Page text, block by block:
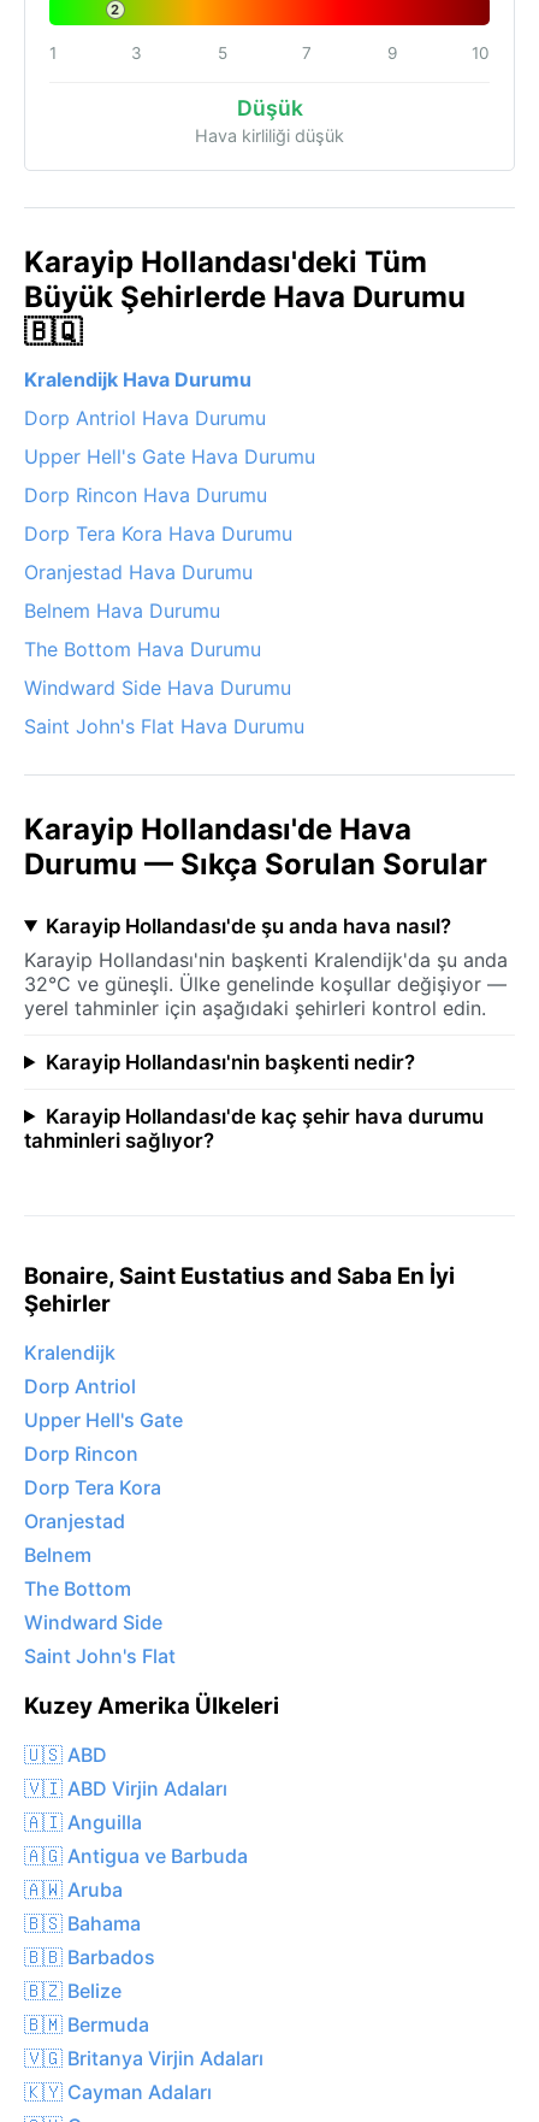
2
1 3 5 7 9 10
Düşük
Hava kirliliği düşük
Karayip Hollandası'deki Tüm
Büyük Şehirlerde Hava Durumu
🇧🇶
Kralendijk Hava Durumu
Dorp Antriol Hava Durumu
Upper Hell's Gate Hava Durumu
Dorp Rincon Hava Durumu
Dorp Tera Kora Hava Durumu
Oranjestad Hava Durumu
Belnem Hava Durumu
The Bottom Hava Durumu
Windward Side Hava Durumu
Saint John's Flat Hava Durumu
Karayip Hollandası'de Hava
Durumu — Sıkça Sorulan Sorular
Karayip Hollandası'de şu anda hava nasıl?
Karayip Hollandası'nin başkenti Kralendijk'da şu anda
32°C ve güneşli. Ülke genelinde koşullar değişiyor —
yerel tahminler için aşağıdaki şehirleri kontrol edin.
Karayip Hollandası'nin başkenti nedir?
Karayip Hollandası'de kaç şehir hava durumu
tahminleri sağlıyor?
Bonaire, Saint Eustatius and Saba En İyi
Şehirler
Kralendijk
Dorp Antriol
Upper Hell's Gate
Dorp Rincon
Dorp Tera Kora
Oranjestad
Belnem
The Bottom
Windward Side
Saint John's Flat
Kuzey Amerika Ülkeleri
🇺🇸 ABD
🇻🇮 ABD Virjin Adaları
🇦🇮 Anguilla
🇦🇬 Antigua ve Barbuda
🇦🇼 Aruba
🇧🇸 Bahama
🇧🇧 Barbados
🇧🇿 Belize
🇧🇲 Bermuda
🇻🇬 Britanya Virjin Adaları
🇰🇾 Cayman Adaları